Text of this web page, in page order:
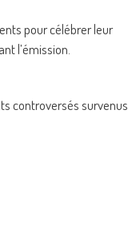
pour célébrer leur
l’émission.
controversés survenus